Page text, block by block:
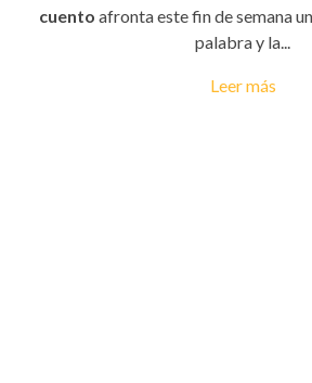
cuento afronta este fin de semana
palabra y la...
Leer más